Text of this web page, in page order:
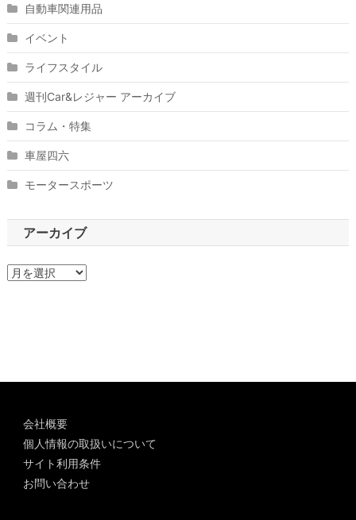
自動車関連用品
イベント
ライフスタイル
週刊Car&レジャー アーカイブ
コラム・特集
車屋四六
モータースポーツ
アーカイブ
ア
会社概要
個人情報の取扱いについて
サイト利用条件
お問い合わせ